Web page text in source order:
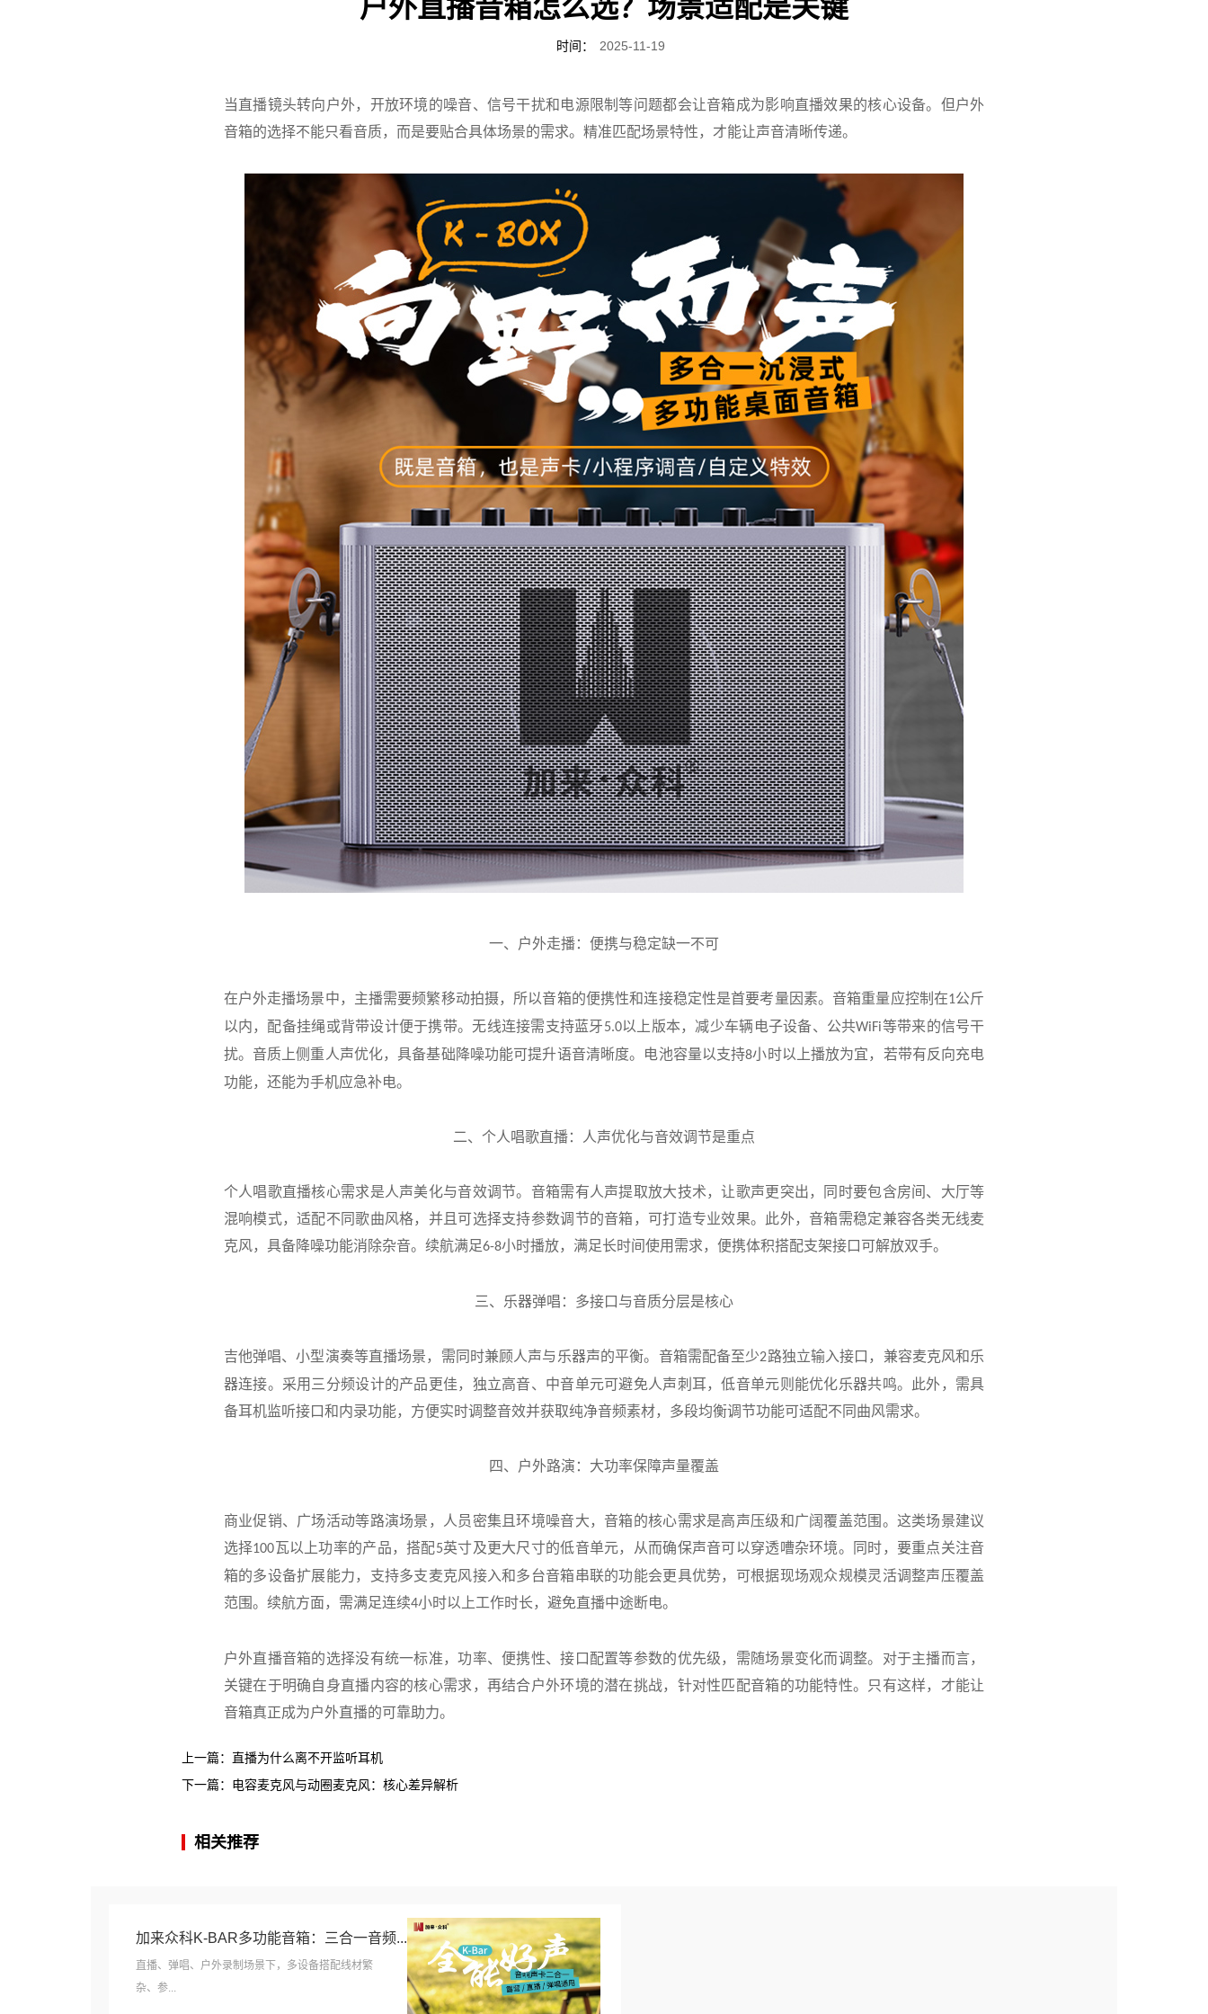
户外直播音箱怎么选？场景适配是关键
时间： 2025-11-19
当直播镜头转向户外，开放环境的噪音、信号干扰和电源限制等问题都会让音箱成为影响直播效果的核心设备。但户外
音箱的选择不能只看音质，而是要贴合具体场景的需求。精准匹配场景特性，才能让声音清晰传递。
一、户外走播：便携与稳定缺一不可
在户外走播场景中，主播需要频繁移动拍摄，所以音箱的便携性和连接稳定性是首要考量因素。音箱重量应控制在1公斤
以内，配备挂绳或背带设计便于携带。无线连接需支持蓝牙5.0以上版本，减少车辆电子设备、公共WiFi等带来的信号干
扰。音质上侧重人声优化，具备基础降噪功能可提升语音清晰度。电池容量以支持8小时以上播放为宜，若带有反向充电
功能，还能为手机应急补电。
二、个人唱歌直播：人声优化与音效调节是重点
个人唱歌直播核心需求是人声美化与音效调节。音箱需有人声提取放大技术，让歌声更突出，同时要包含房间、大厅等
混响模式，适配不同歌曲风格，并且可选择支持参数调节的音箱，可打造专业效果。此外，音箱需稳定兼容各类无线麦
克风，具备降噪功能消除杂音。续航满足6-8小时播放，满足长时间使用需求，便携体积搭配支架接口可解放双手。
三、乐器弹唱：多接口与音质分层是核心
吉他弹唱、小型演奏等直播场景，需同时兼顾人声与乐器声的平衡。音箱需配备至少2路独立输入接口，兼容麦克风和乐
器连接。采用三分频设计的产品更佳，独立高音、中音单元可避免人声刺耳，低音单元则能优化乐器共鸣。此外，需具
备耳机监听接口和内录功能，方便实时调整音效并获取纯净音频素材，多段均衡调节功能可适配不同曲风需求。
四、户外路演：大功率保障声量覆盖
商业促销、广场活动等路演场景，人员密集且环境噪音大，音箱的核心需求是高声压级和广阔覆盖范围。这类场景建议
选择100瓦以上功率的产品，搭配5英寸及更大尺寸的低音单元，从而确保声音可以穿透嘈杂环境。同时，要重点关注音
箱的多设备扩展能力，支持多支麦克风接入和多台音箱串联的功能会更具优势，可根据现场观众规模灵活调整声压覆盖
范围。续航方面，需满足连续4小时以上工作时长，避免直播中途断电。
户外直播音箱的选择没有统一标准，功率、便携性、接口配置等参数的优先级，需随场景变化而调整。对于主播而言，
关键在于明确自身直播内容的核心需求，再结合户外环境的潜在挑战，针对性匹配音箱的功能特性。只有这样，才能让
音箱真正成为户外直播的可靠助力。
上一篇： 直播为什么离不开监听耳机
下一篇： 电容麦克风与动圈麦克风：核心差异解析
相关推荐
加来众科K-BAR多功能音箱：三合一音频...
直播、弹唱、户外录制场景下，多设备搭配线材繁
杂、参...